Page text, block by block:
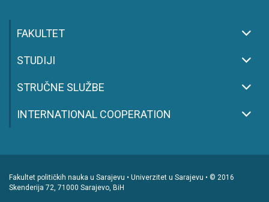
FAKULTET
STUDIJI
STRUČNE SLUŽBE
INTERNATIONAL COOPERATION
Fakultet političkih nauka u Sarajevu • Univerzitet u Sarajevu • © 2016
Skenderija 72, 71000 Sarajevo, BiH